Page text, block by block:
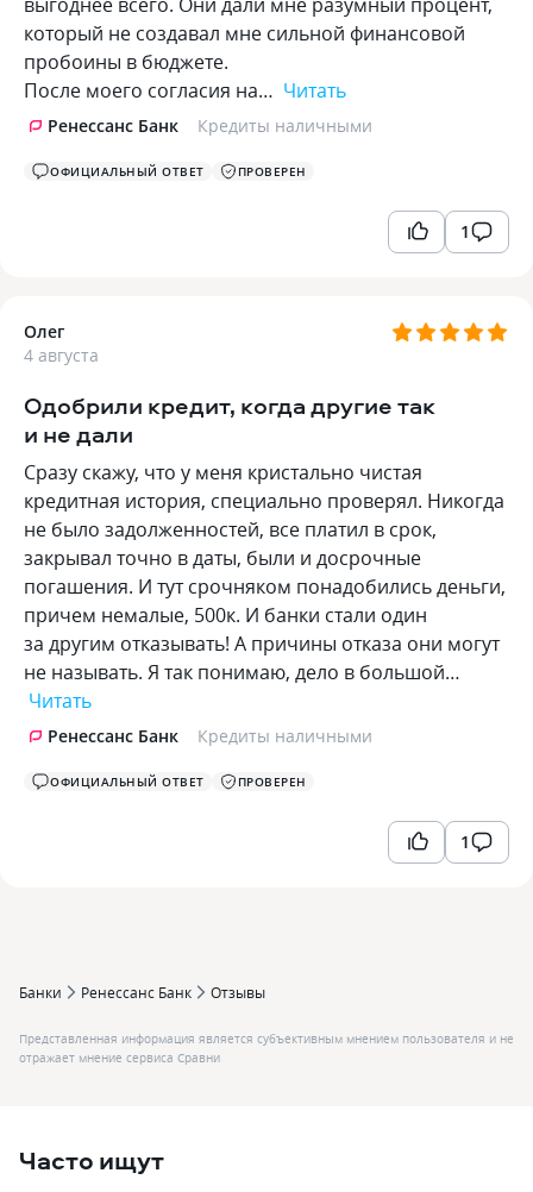
который не создавал мне сильной финансовой
пробоины в бюджете.
После моего согласия на… Читать
Ренессанс Банк Кредиты наличными
ОФИЦИАЛЬНЫЙ ОТВЕТ ПРОВЕРЕН
1
Олег
4 августа
Одобрили кредит, когда другие так
и не дали
Сразу скажу, что у меня кристально чистая
кредитная история, специально проверял. Никогда
не было задолженностей, все платил в срок,
закрывал точно в даты, были и досрочные
погашения. И тут срочняком понадобились деньги,
причем немалые, 500к. И банки стали один
за другим отказывать! А причины отказа они могут
не называть. Я так понимаю, дело в большой…
Читать
Ренессанс Банк Кредиты наличными
ОФИЦИАЛЬНЫЙ ОТВЕТ ПРОВЕРЕН
1
Банки Ренессанс Банк Отзывы
Представленная информация является субъективным мнением пользователя и не
отражает мнение сервиса Сравни
Часто ищут